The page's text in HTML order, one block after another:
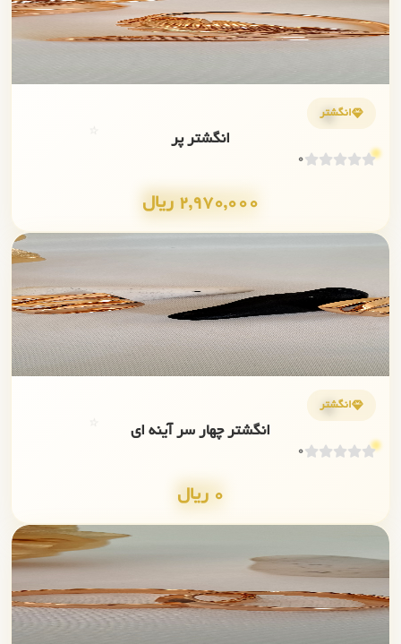
انگشتر
انگشتر پر
0
2,970,000 ریال
✨
💎
انگشتر
انگشتر چهار سر آینه ای
0
0 ریال
✨
💎
✨